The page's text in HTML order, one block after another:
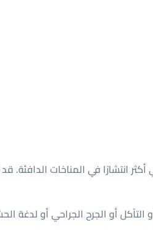
انتشارًا في المناخات الدافئة.
أو الجرح الجراحي أو لدغة